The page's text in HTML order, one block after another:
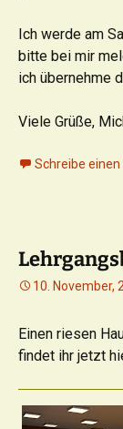
Ich werde am
bitte bei mir
ich übernehme
Viele Grüße,
Schreibe
10. November,
Einen riesen
findet ihr jetzt